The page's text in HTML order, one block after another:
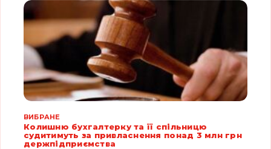
ВИБРАНЕ
Колишню бухгалтерку та її спільницю
судитимуть за привласнення понад 3 млн грн
держпідприємства